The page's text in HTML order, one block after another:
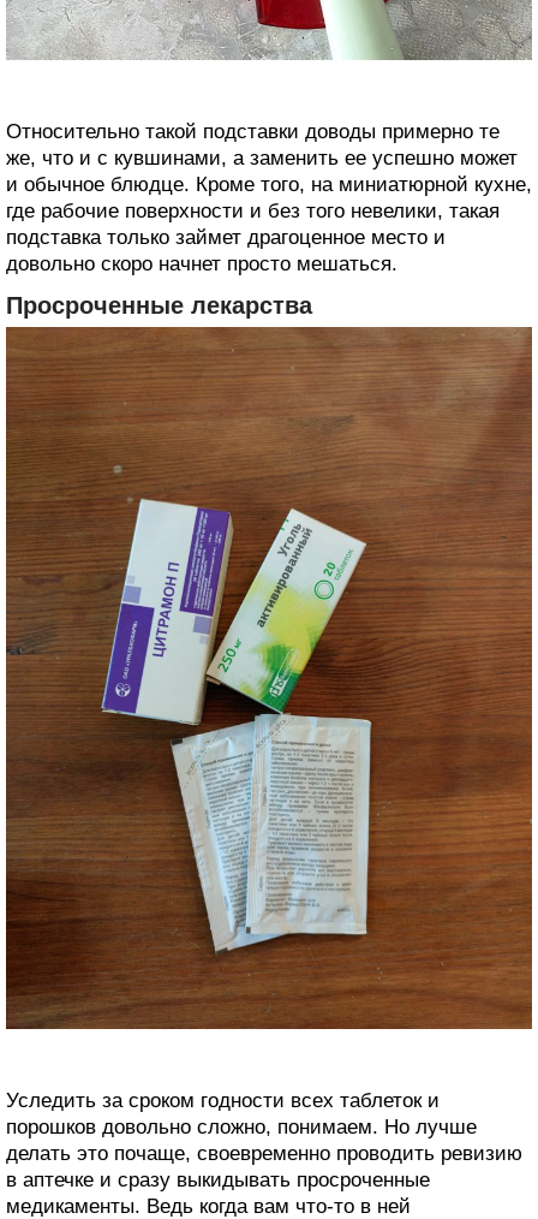
Относительно такой подставки доводы примерно те
же, что и с кувшинами, а заменить ее успешно может
и обычное блюдце. Кроме того, на миниатюрной кухне,
где рабочие поверхности и без того невелики, такая
подставка только займет драгоценное место и
довольно скоро начнет просто мешаться.
Просроченные лекарства
Уследить за сроком годности всех таблеток и
порошков довольно сложно, понимаем. Но лучше
делать это почаще, своевременно проводить ревизию
в аптечке и сразу выкидывать просроченные
медикаменты. Ведь когда вам что-то в ней